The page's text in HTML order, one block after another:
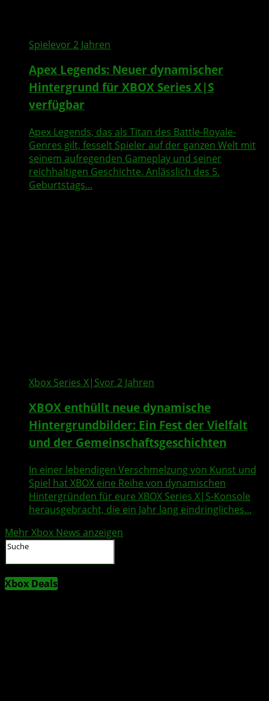
Spielevor 2 Jahren
Apex Legends: Neuer dynamischer
Hintergrund für XBOX Series X|S
verfügbar
Apex Legends, das als Titan des Battle-Royale-
Genres gilt, fesselt Spieler auf der ganzen Welt mit
seinem aufregenden Gameplay und seiner
reichhaltigen Geschichte. Anlässlich des 5.
Geburtstags...
Xbox Series X|Svor 2 Jahren
XBOX enthüllt neue dynamische
Hintergrundbilder: Ein Fest der Vielfalt
und der Gemeinschaftsgeschichten
In einer lebendigen Verschmelzung von Kunst und
Spiel hat XBOX eine Reihe von dynamischen
Hintergründen für eure XBOX Series X|S-Konsole
herausgebracht, die ein Jahr lang eindringliches...
Mehr Xbox News anzeigen
Xbox Deals